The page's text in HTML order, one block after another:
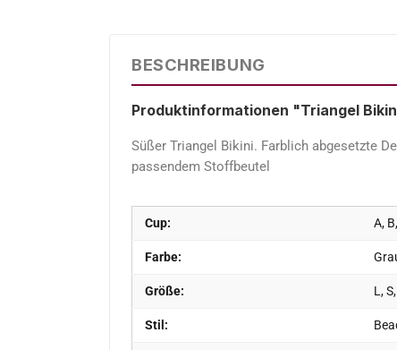
BESCHREIBUNG
Produktinformationen "Triangel
Süßer Triangel Bikini. Farblich abgesetzte
passendem Stoffbeutel
Cup: A,
Farbe:
Größe: L,
Stil: